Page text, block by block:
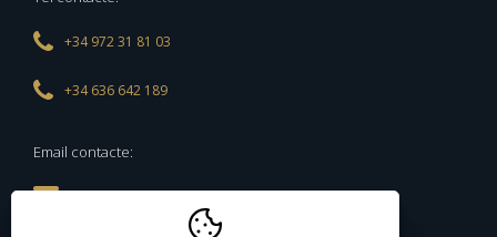
+34 972 31 81 03
+34 636 642 189
Email contacte:
peixos@peixosdepalamos.com